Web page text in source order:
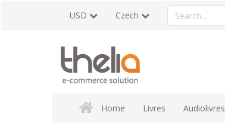
USD Czech
Search
a
Home Livres Audiolivres